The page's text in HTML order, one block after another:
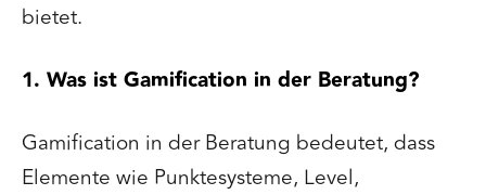
bietet.
1. Was ist Gamification in der Beratung?
Gamification in der Beratung bedeutet, dass
Elemente wie Punktesysteme, Level,